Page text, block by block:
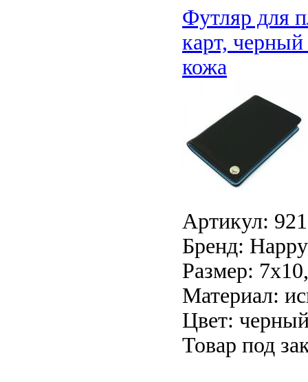
Футляр для
карт,
кожа
Артикул:
Бренд:
Размер:
Материал:
Цвет:
Товар под